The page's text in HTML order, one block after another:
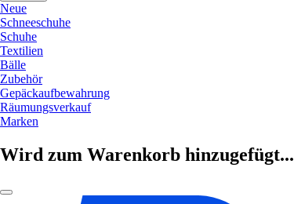
Neue
Schneeschuhe
Schuhe
Textilien
Bälle
Zubehör
Gepäckaufbewahrung
Räumungsverkauf
Marken
Wird zum Warenkorb hinzugefügt...